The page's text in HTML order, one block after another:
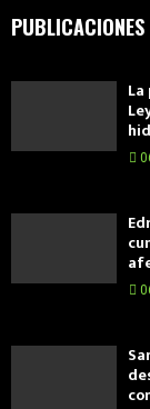
PUBLICACIONES